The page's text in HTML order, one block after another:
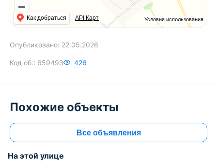
Условия использования
Как добраться API Карт
Опубликовано: 22.05.2026
Код об.: 659493 426
Похожие объекты
Все объявления
На этой улице